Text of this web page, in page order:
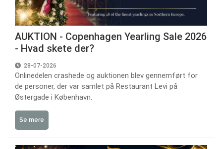
AUKTION - Copenhagen Yearling Sale 2026
- Hvad skete der?
28-07-2026
Onlinedelen crashede og auktionen blev gennemført for
de personer, der var samlet på Restaurant Levi på
Østergade i København.
Se mere